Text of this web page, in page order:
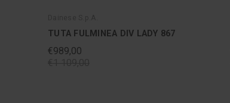
TUTA FULMINEA DIV LADY 867
€989,00